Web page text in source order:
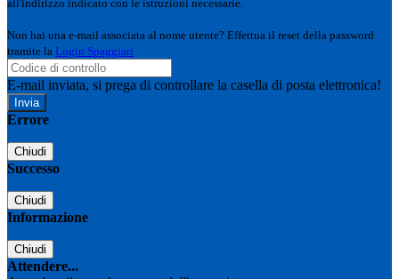
all'indirizzo indicato con le istruzioni necessarie.
Non hai una e-mail associata al nome utente? Effettua il reset della password
tramite la Login Spaggiari
E-mail inviata, si prega di controllare la casella di posta elettronica!
Errore
Chiudi
Successo
Chiudi
Informazione
Chiudi
Attendere...